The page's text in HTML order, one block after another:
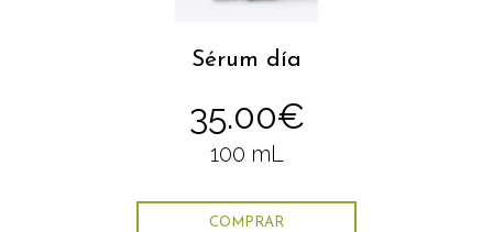
Sérum día
35.00€
100 mL
COMPRAR